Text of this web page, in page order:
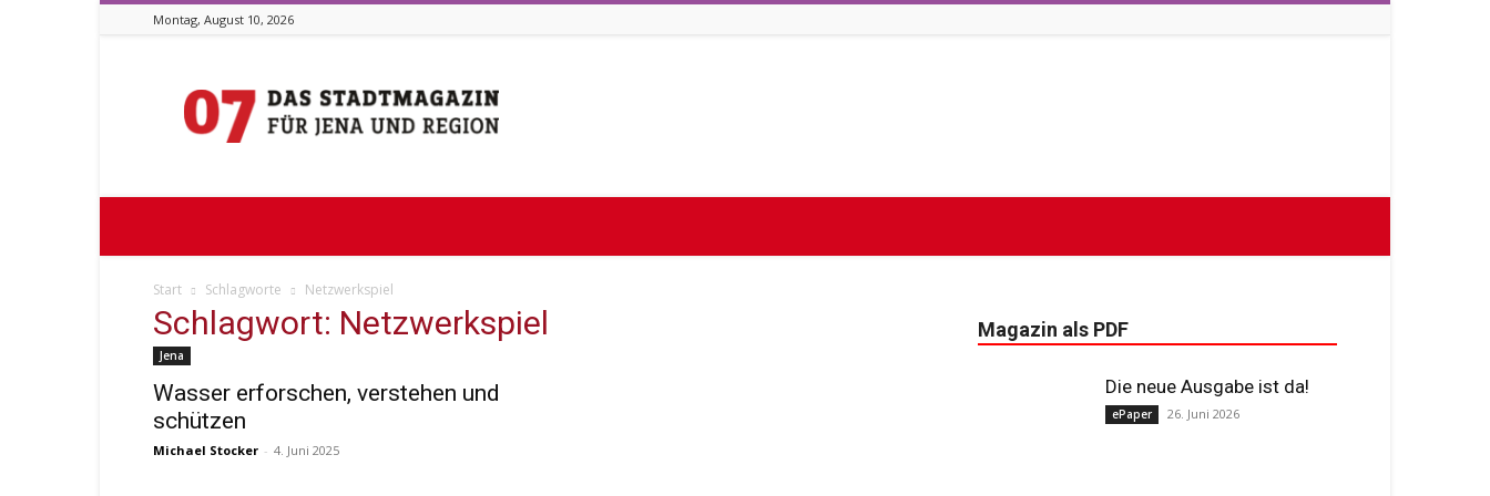
Montag, August 10, 2026
07
Start Schlagworte Netzwerkspiel
Schlagwort: Netzwerkspiel
Jena
Wasser erforschen, verstehen und
schützen
Michael Stocker - 4. Juni 2025
Magazin als PDF
Die neue Ausgabe ist da!
ePaper 26. Juni 2026